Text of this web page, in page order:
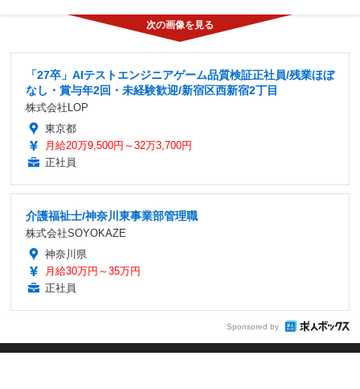
「27卒」AIテストエンジニアゲーム品質検証正社員/残業ほぼ
なし・賞与年2回・未経験歓迎/新宿区西新宿2丁目
株式会社LOP
東京都
月給20万9,500円～32万3,700円
正社員
介護福祉士/神奈川東事業部管理職
株式会社SOYOKAZE
神奈川県
月給30万円～35万円
正社員
Sponsored by